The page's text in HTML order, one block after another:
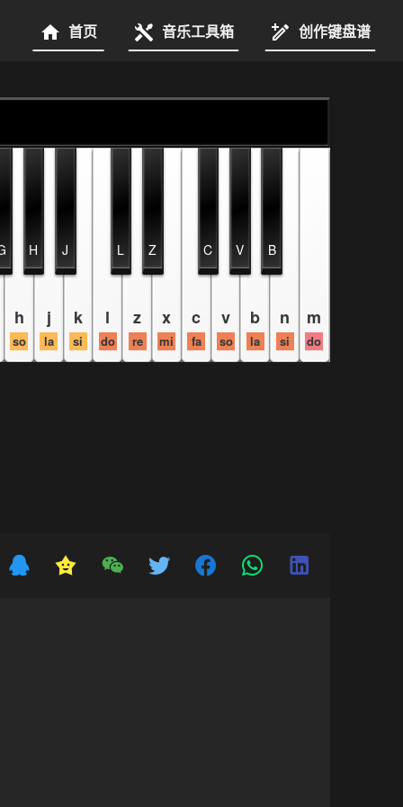
首页 音乐工具箱 创作键盘谱
h
so
j
la
k
si
l
do
z
re
x
mi
c
fa
v
so
b
la
n
si
m
do
H J L Z C V B